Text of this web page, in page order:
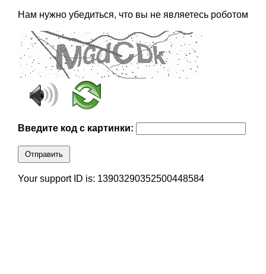
Нам нужно убедиться, что вы не являетесь роботом
Введите код с картинки:
Отправить
Your support ID is: 13903290352500448584